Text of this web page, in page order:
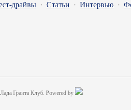
драйвы · Статьи · Интервью ·
Гранта Клуб. Powered by